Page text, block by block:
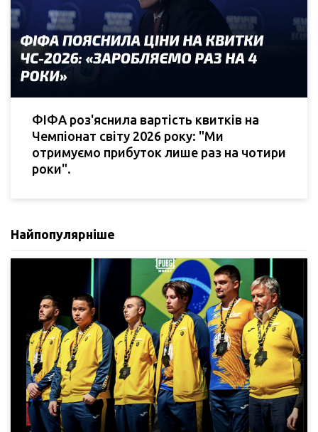
ФІФА роз'яснила вартість квитків на
Чемпіонат світу 2026 року: "Ми
отримуємо прибуток лише раз на чотири
роки".
Найпопулярніше